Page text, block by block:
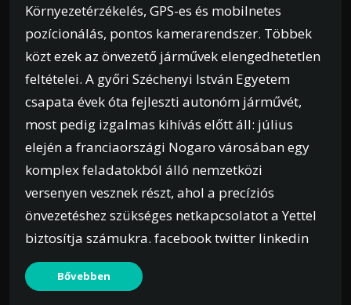
Környezetérzékelés, GPS-es és mobilnetes
pozícionálás, pontos kamerarendszer. Többek
közt ezek az önvezető járművek elengedhetetlen
feltételei. A győri Széchenyi István Egyetem
csapata évek óta fejleszti autonóm járművét,
most pedig izgalmas kihívás előtt áll: július
elején a franciaországi Nogaro városában egy
komplex feladatokból álló nemzetközi
versenyen vesznek részt, ahol a precíziós
önvezetéshez szükséges netkapcsolatot a Yettel
biztosítja számukra. facebook twitter linkedin
Bővebben